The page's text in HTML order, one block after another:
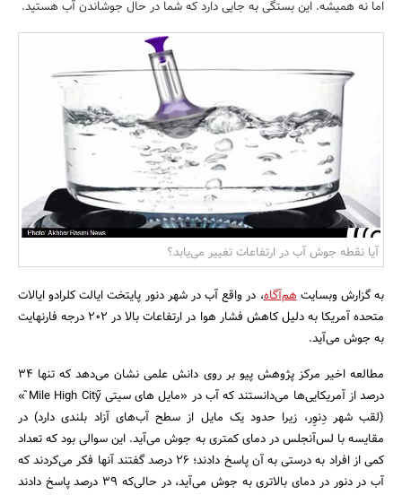
مسکن و ساختمان
اما نه همیشه. این بستگی به جایی دارد که شما در حال جوشاندن آب هستید.
آیا نقطه جوش آب در ارتفاعات تغییر می‌یابد؟
به گزارش وبسایتهم‌آگاه، در واقع آب در شهر دنور پایتخت ایالت کلرادو ایالات
متحده آمریکا به دلیل کاهش فشار هوا در ارتفاعات بالا در 202 درجه فارنهایت
به جوش می‌آید.
مطالعه اخیر مرکز پژوهش پیو بر روی دانش علمی نشان می‌دهد که تنها 34
درصد از آمریکایی‌ها می‌دانستند که آب در «مایل های سیتی Mile High City̋ ̏»
(لقب شهر دِنوِر، زیرا حدود یک مایل از سطح آب‌های آزاد بلندی دارد) در
مقایسه با لس‌آنجلس در دمای کمتری به جوش می‌آید. این سوالی بود که تعداد
کمی از افراد به درستی به آن پاسخ دادند؛ 26 درصد گفتند آنها فکر می‌کردند که
آب در دنور در دمای بالاتری به جوش می‌آید، در حالی‌که 39 درصد پاسخ دادند